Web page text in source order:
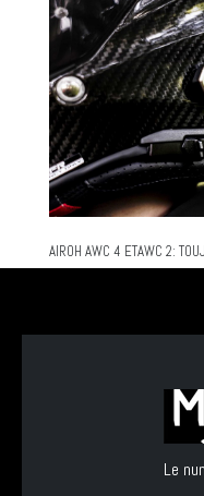
AIROH AWC 4 ETAWC 2:
Le